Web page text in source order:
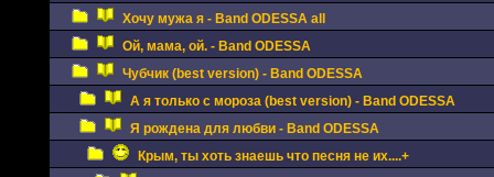
Хочу мужа я - Band ODESSA all
Ой, мама, ой. - Band ODESSA
Чубчик (best version) - Band ODESSA
А я только с мороза (best version) - Band ODESSA
Я рождена для любви - Band ODESSA
Крым, ты хоть знаешь что песня не их....+